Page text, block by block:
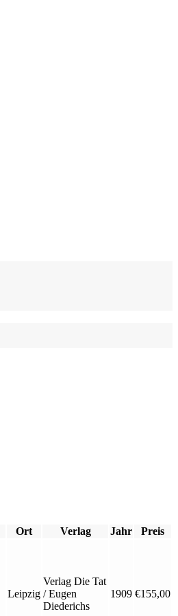
Ort Verlag Jahr Preis
Leipzig
Verlag Die Tat
/ Eugen
Diederichs
1909 €155,00